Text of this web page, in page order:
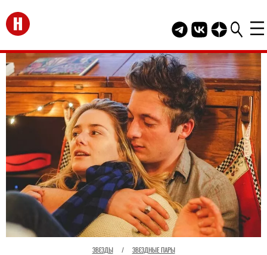
Перейти на главную
Telegram канал
Группа HELLO
Канал
ЗВЕЗДЫ / ЗВЕЗДНЫЕ ПАРЫ